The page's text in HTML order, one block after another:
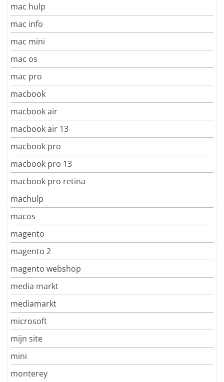
mac hulp
mac info
mac mini
mac os
mac pro
macbook
macbook air
macbook air 13
macbook pro
macbook pro 13
macbook pro retina
machulp
macos
magento
magento 2
magento webshop
media markt
mediamarkt
microsoft
mijn site
mini
monterey